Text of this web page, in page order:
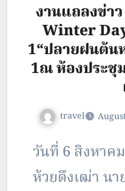
งานแถลงข่า
Winter
1“ปลายฝนต้น
1ณ ห้องประชุ
travel
วันที่ 6 สิงหาค
ห้วยตึงเฒ่า นา